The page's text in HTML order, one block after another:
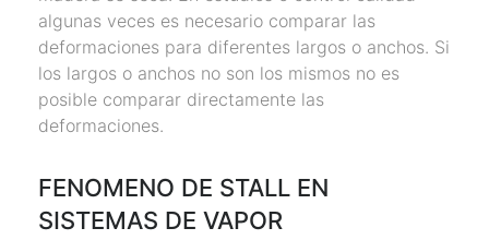
algunas veces es necesario comparar las
deformaciones para diferentes largos o anchos. Si
los largos o anchos no son los mismos no es
posible comparar directamente las
deformaciones.
FENOMENO DE STALL EN
SISTEMAS DE VAPOR